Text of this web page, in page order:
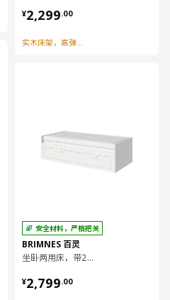
¥2,299.00
¥ 2299.00
实木床架，高弹力海绵床垫
安全材料，严格把关
BRIMNES 百灵
坐卧两用床，带2个抽屉/2个床垫, 80x200 厘米
¥2,799.00
¥ 2799.00